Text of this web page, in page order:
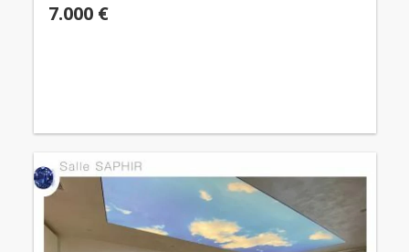
7.000 €